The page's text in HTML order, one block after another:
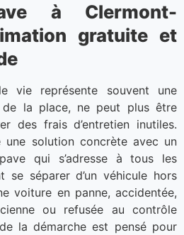
à Clermont-
gratuite et
vie représente souvent une
la place, ne peut plus être
des frais d’entretien inutiles.
une solution concrète avec un
qui s’adresse à tous les
se séparer d’un véhicule hors
voiture en panne, accidentée,
ou refusée au contrôle
de la démarche est pensé pour